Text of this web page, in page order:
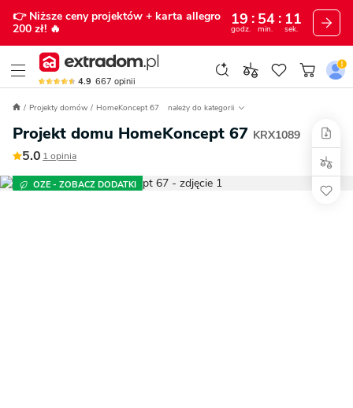
👉 Niższe ceny projektów + karta allegro
200 zł! 🔥
19
godz.
54
min.
10
sek.
4.9 667 opinii
Projekty domów HomeKoncept 67 należy do kategorii
Projekt domu HomeKoncept 67 KRX1089
5.0 1 opinia
OZE - ZOBACZ DODATKI